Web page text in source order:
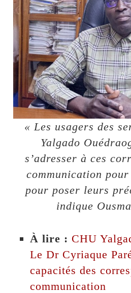
« Les usagers des
Yalgado
s’adresser à ces
communication
pour poser leurs
indique
À lire : CHU
Le Dr Cyriaque
capacités des
communication